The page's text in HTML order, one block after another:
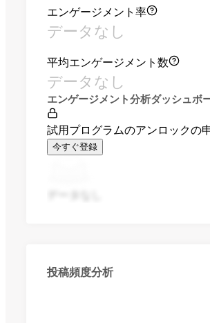
エンゲージメント率
データなし
平均エンゲージメント数
データなし
エンゲージメント分析ダッシュボ
試用プログラムのアンロックの
今すぐ登録
投稿頻度分析